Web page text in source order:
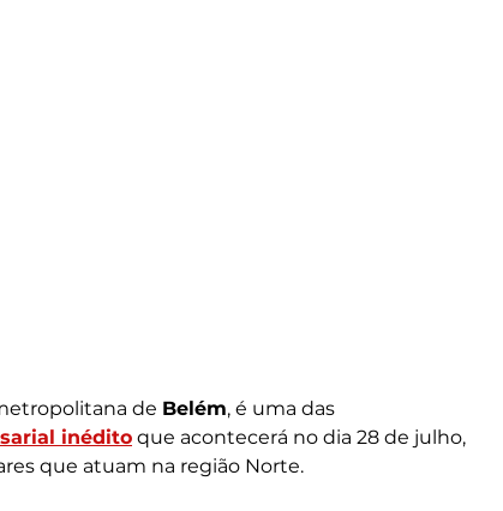
de Belém, é uma das
inédito que acontecerá no dia 28 de julho,
que atuam na região Norte.